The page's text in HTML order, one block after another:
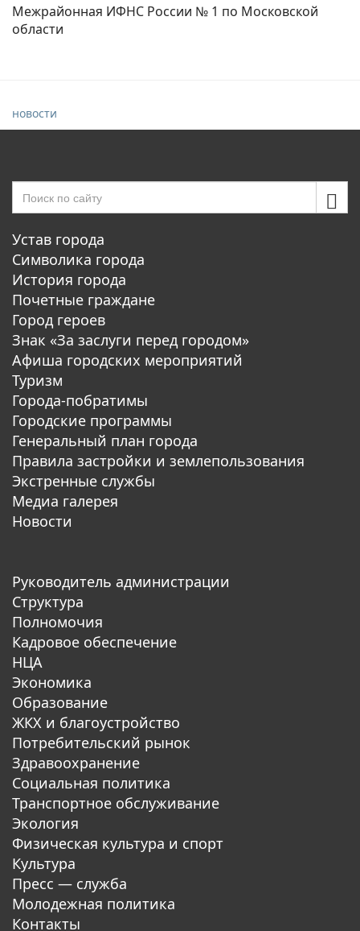
Межрайонная ИФНС России № 1 по Московской
области
новости
Устав города
Символика города
История города
Почетные граждане
Город героев
Знак «За заслуги перед городом»
Афиша городских мероприятий
Туризм
Города-побратимы
Городские программы
Генеральный план города
Правила застройки и землепользования
Экстренные службы
Медиа галерея
Новости
Руководитель администрации
Структура
Полномочия
Кадровое обеспечение
НЦА
Экономика
Образование
ЖКХ и благоустройство
Потребительский рынок
Здравоохранение
Социальная политика
Транспортное обслуживание
Экология
Физическая культура и спорт
Культура
Пресс — служба
Молодежная политика
Контакты